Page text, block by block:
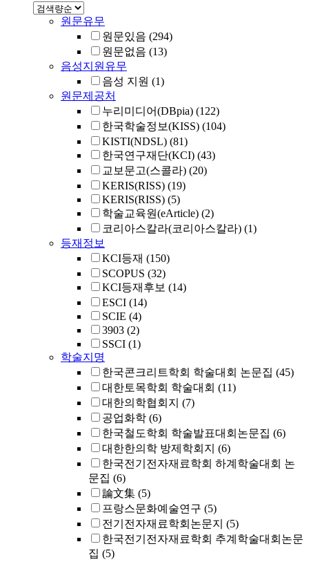
원문유무
원문있음 (294)
원문없음 (13)
음성지원유무
음성 지원 (1)
원문제공처
누리미디어(DBpia) (122)
한국학술정보(KISS) (104)
KISTI(NDSL) (81)
한국연구재단(KCI) (43)
교보문고(스콜라) (20)
KERIS(RISS) (19)
KERIS(RISS) (5)
학술교육원(eArticle) (2)
코리아스칼라(코리아스칼라) (1)
등재정보
KCI등재 (150)
SCOPUS (32)
KCI등재후보 (14)
ESCI (14)
SCIE (4)
3903 (2)
SSCI (1)
학술지명
한국콘크리트학회 학술대회 논문집 (45)
대한토목학회 학술대회 (11)
대한의학협회지 (7)
공업화학 (6)
한국철도학회 학술발표대회논문집 (6)
대한한의학 방제학회지 (6)
한국전기전자재료학회 하계학술대회 논
문집 (6)
論文集 (5)
프랑스문화예술연구 (5)
전기전자재료학회논문지 (5)
한국전기전자재료학회 추계학술대회논문
집 (5)